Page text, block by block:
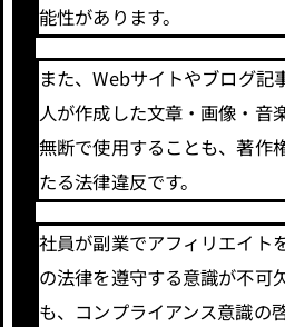
能性があります。
また、Webサイトやブログ記
人が作成した文章・画像・音
無断で使用することも、著作
たる法律違反です。
社員が副業でアフィリエイト
の法律を遵守する意識が不可
も、コンプライアンス意識の